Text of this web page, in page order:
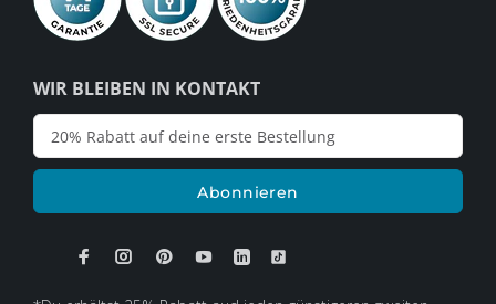
WIR BLEIBEN IN KONTAKT
Abonnieren